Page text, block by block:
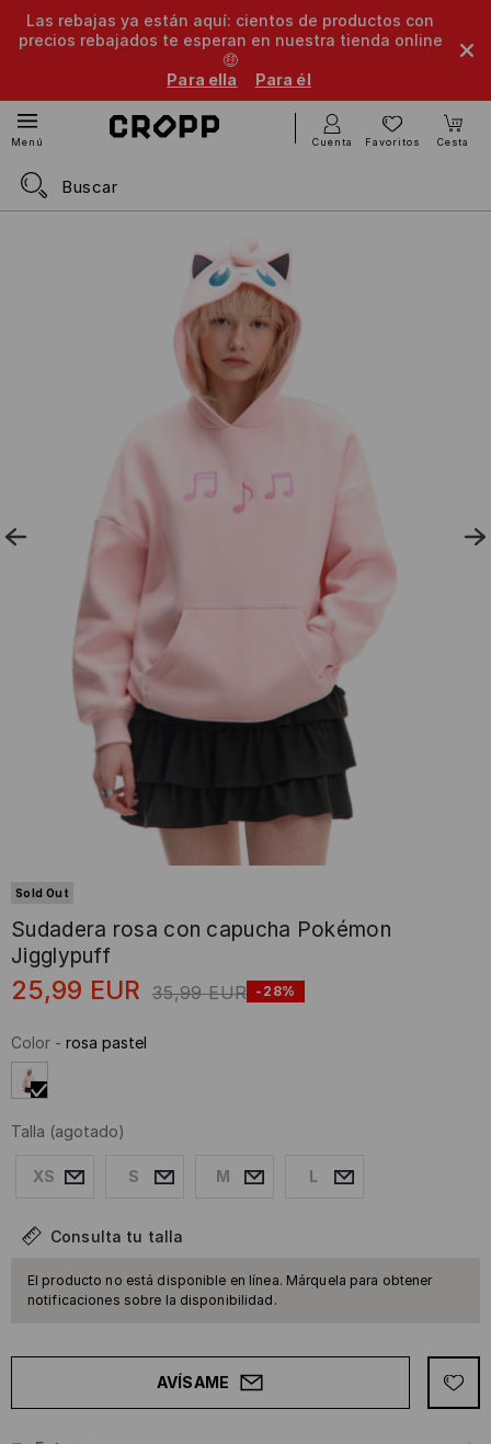
Las rebajas ya están aquí: cientos de productos con
precios rebajados te esperan en nuestra tienda online
🤑
Para ella
Para él
Menú Cuenta Favoritos Cesta
Sold Out
Sudadera rosa con capucha Pokémon
Jigglypuff
25,99 EUR 35,99 EUR -28%
Color - rosa pastel
Talla (agotado)
XS S M L
Consulta tu talla
El producto no está disponible en línea. Márquela para obtener
notificaciones sobre la disponibilidad.
AVÍSAME